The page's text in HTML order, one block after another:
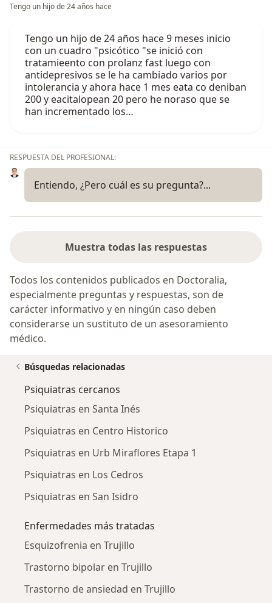
Tengo un hijo de 24 años hace
Tengo un hijo de 24 años hace 9 meses inicio
con un cuadro "psicótico "se inició con
tratamieento con prolanz fast luego con
antidepresivos se le ha cambiado varios por
intolerancia y ahora hace 1 mes eata co deniban
200 y eacitalopean 20 pero he noraso que se
han incrementado los…
RESPUESTA DEL PROFESIONAL:
Entiendo, ¿Pero cuál es su pregunta?...
Muestra todas las respuestas
Todos los contenidos publicados en Doctoralia,
especialmente preguntas y respuestas, son de
carácter informativo y en ningún caso deben
considerarse un sustituto de un asesoramiento
médico.
Búsquedas relacionadas
Psiquiatras cercanos
Psiquiatras en Santa Inés
Psiquiatras en Centro Historico
Psiquiatras en Urb Miraflores Etapa 1
Psiquiatras en Los Cedros
Psiquiatras en San Isidro
Enfermedades más tratadas
Esquizofrenia en Trujillo
Trastorno bipolar en Trujillo
Trastorno de ansiedad en Trujillo